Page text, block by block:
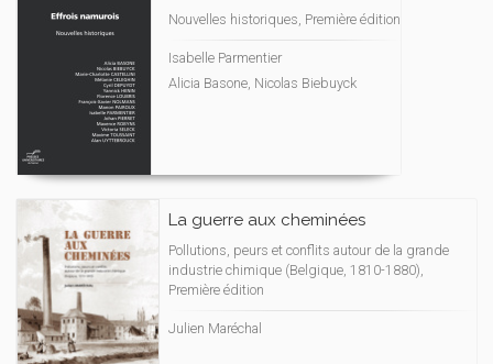
Nouvelles historiques, Première édition
Isabelle Parmentier
Alicia Basone, Nicolas Biebuyck
La guerre aux cheminées
Pollutions, peurs et conflits autour de la grande
industrie chimique (Belgique, 1810-1880),
Première édition
Julien Maréchal